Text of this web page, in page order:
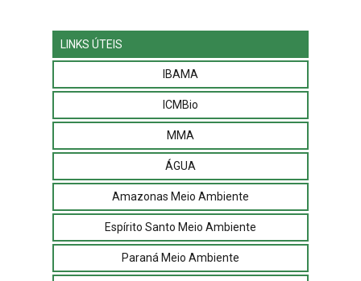
LINKS ÚTEIS
IBAMA
ICMBio
MMA
ÁGUA
Amazonas Meio Ambiente
Espírito Santo Meio Ambiente
Paraná Meio Ambiente